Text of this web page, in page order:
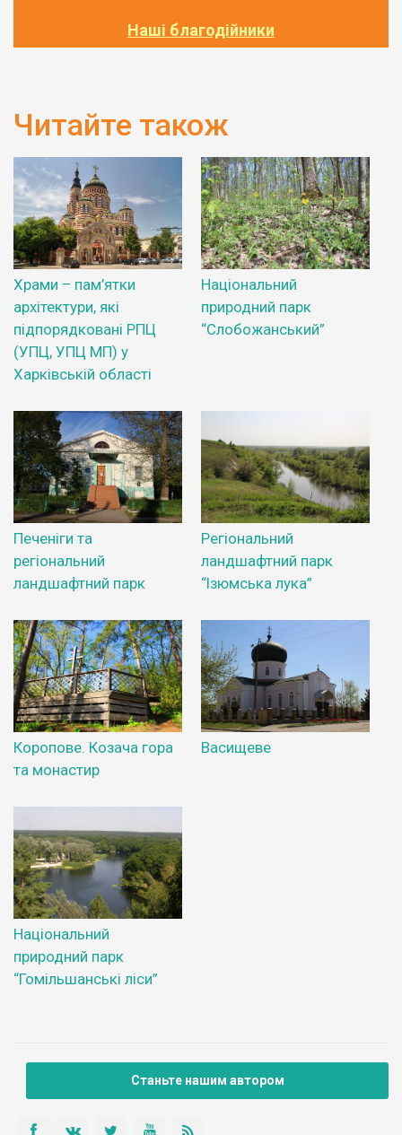
Наші благодійники
Читайте також
Храми – пам’ятки
архітектури, які
підпорядковані РПЦ
(УПЦ, УПЦ МП) у
Харківській області
Національний
природний парк
“Слобожанський”
Печеніги та
регіональний
ландшафтний парк
Регіональний
ландшафтний парк
“Ізюмська лука”
Коропове. Козача гора
та монастир
Васищеве
Національний
природний парк
“Гомільшанські ліси”
Станьте нашим автором